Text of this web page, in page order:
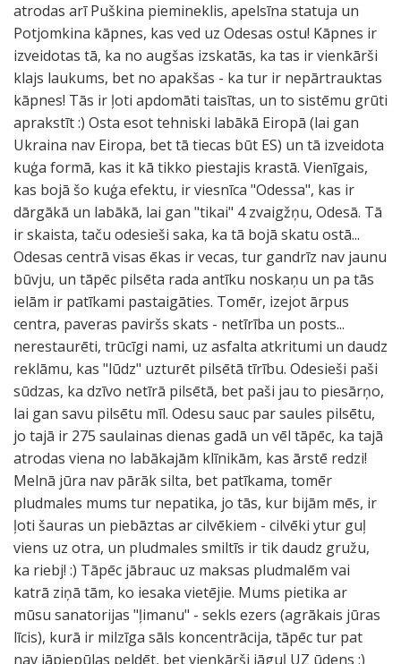
atrodas arī Puškina piemineklis, apelsīna statuja un
Potjomkina kāpnes, kas ved uz Odesas ostu! Kāpnes ir
izveidotas tā, ka no augšas izskatās, ka tas ir vienkārši
klajs laukums, bet no apakšas - ka tur ir nepārtrauktas
kāpnes! Tās ir ļoti apdomāti taisītas, un to sistēmu grūti
aprakstīt :) Osta esot tehniski labākā Eiropā (lai gan
Ukraina nav Eiropa, bet tā tiecas būt ES) un tā izveidota
kuģa formā, kas it kā tikko piestajis krastā. Vienīgais,
kas bojā šo kuģa efektu, ir viesnīca "Odessa", kas ir
dārgākā un labākā, lai gan "tikai" 4 zvaigžņu, Odesā. Tā
ir skaista, taču odesieši saka, ka tā bojā skatu ostā...
Odesas centrā visas ēkas ir vecas, tur gandrīz nav jaunu
būvju, un tāpēc pilsēta rada antīku noskaņu un pa tās
ielām ir patīkami pastaigāties. Tomēr, izejot ārpus
centra, paveras paviršs skats - netīrība un posts...
nerestaurēti, trūcīgi nami, uz asfalta atkritumi un daudz
reklāmu, kas "lūdz" uzturēt pilsētā tīrību. Odesieši paši
sūdzas, ka dzīvo netīrā pilsētā, bet paši jau to piesārņo,
lai gan savu pilsētu mīl. Odesu sauc par saules pilsētu,
jo tajā ir 275 saulainas dienas gadā un vēl tāpēc, ka tajā
atrodas viena no labākajām klīnikām, kas ārstē redzi!
Melnā jūra nav pārāk silta, bet patīkama, tomēr
pludmales mums tur nepatika, jo tās, kur bijām mēs, ir
ļoti šauras un piebāztas ar cilvēkiem - cilvēki ytur guļ
viens uz otra, un pludmales smiltīs ir tik daudz gružu,
ka riebj! :) Tāpēc jābrauc uz maksas pludmalēm vai
katrā ziņā tām, ko iesaka vietējie. Mums pietika ar
mūsu sanatorijas "ļimanu" - sekls ezers (agrākais jūras
līcis), kurā ir milzīga sāls koncentrācija, tāpēc tur pat
nav jāpiepūlas peldēt, bet vienkārši jāguļ UZ ūdens :)